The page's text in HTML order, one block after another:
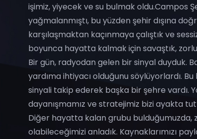
işimiz, yiyecek ve su bulmak oldu.Campos
yağmalanmıştı, bu yüzden şehir dışına
karşılaşmaktan kaçınmaya çalıştık ve
boyunca hayatta kalmak için savaştık,
Bir gün, radyodan gelen bir sinyal duyduk.
yardıma ihtiyacı olduğunu söylüyorlardı. Bu
sinyali takip ederek başka bir şehre vardı.
dayanışmamız ve stratejimiz bizi ayakta
Diğer hayatta kalan grubu bulduğumuzda,
olabileceğimizi anladık. Kaynaklarımızı